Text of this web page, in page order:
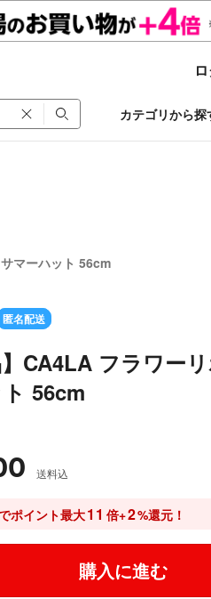
カテゴリから探
マーハット 56cm
匿名配送
】CA4LA フラワー
56cm
送料込
ポイント最大11 倍+2%還元！
購入に進む